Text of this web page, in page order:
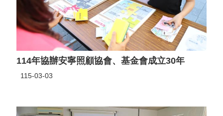
114年協辦安寧照顧協會、基金會成立30年
115-03-03